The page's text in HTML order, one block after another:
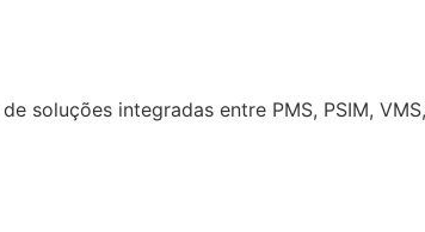
soluções integradas entre PMS, PSIM, VMS,